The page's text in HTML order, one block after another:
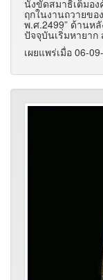
นั่งขัดสมาธิเต็มอง
ฤกในงานถวายข
พ.ศ.2499” ด้านห
ปัจจุบันเริ่มหายา
เผยแพร่เมื่อ 06-